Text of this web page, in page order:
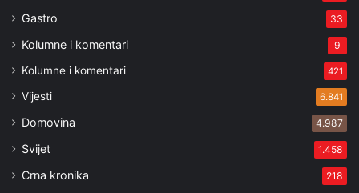
Gastro 33
Kolumne i komentari 9
Kolumne i komentari 421
Vijesti 6.841
Domovina 4.987
Svijet 1.458
Crna kronika 218